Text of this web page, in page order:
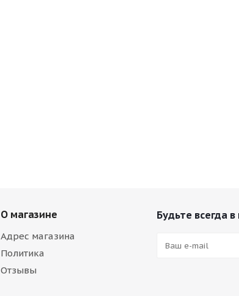
О магазине
Адрес магазина
Политика
Отзывы
Будьте всегда в